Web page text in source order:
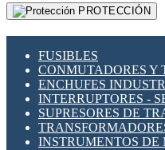
PROTECCIÓN
FUSIBLES
CONMUTADORES Y
ENCHUFES
INTERRUPTORES -
SUPRESORES DE
INSTRUMENTOS DE